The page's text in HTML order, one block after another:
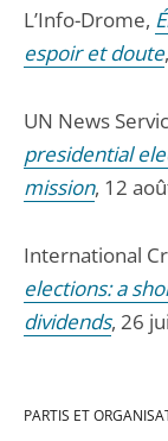
L’Info-Drome,
espoir et doute
UN News
presidential
mission, 12
International
elections: a
dividends, 26
PARTIS ET